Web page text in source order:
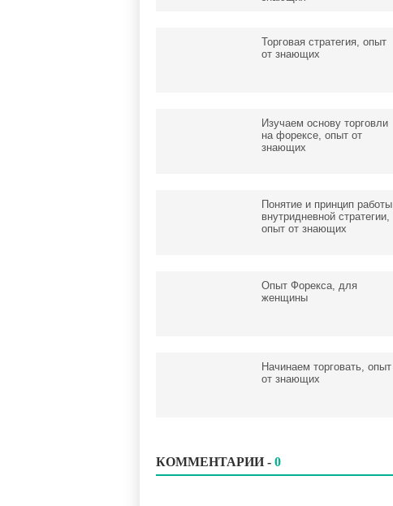
Торговая стратегия, опыт
от знающих
Изучаем основу торговли
на форексе, опыт от
знающих
Понятие и принцип работы
внутридневной стратегии,
опыт от знающих
Опыт Форекса, для
женщины
Начинаем торговать, опыт
от знающих
КОММЕНТАРИИ - 0